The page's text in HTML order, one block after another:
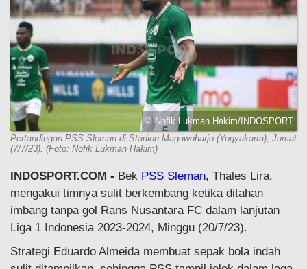
© Nofik Lukman Hakim/INDOSPORT
Pertandingan PSS Sleman di Stadion Maguwoharjo (Yogyakarta), Jumat
(7/7/23). (Foto: Nofik Lukman Hakim)
INDOSPORT.COM - Bek PSS Sleman, Thales Lira,
mengakui timnya sulit berkembang ketika ditahan
imbang tanpa gol Rans Nusantara FC dalam lanjutan
Liga 1 Indonesia 2023-2024, Minggu (20/7/23).
Strategi Eduardo Almeida membuat sepak bola indah